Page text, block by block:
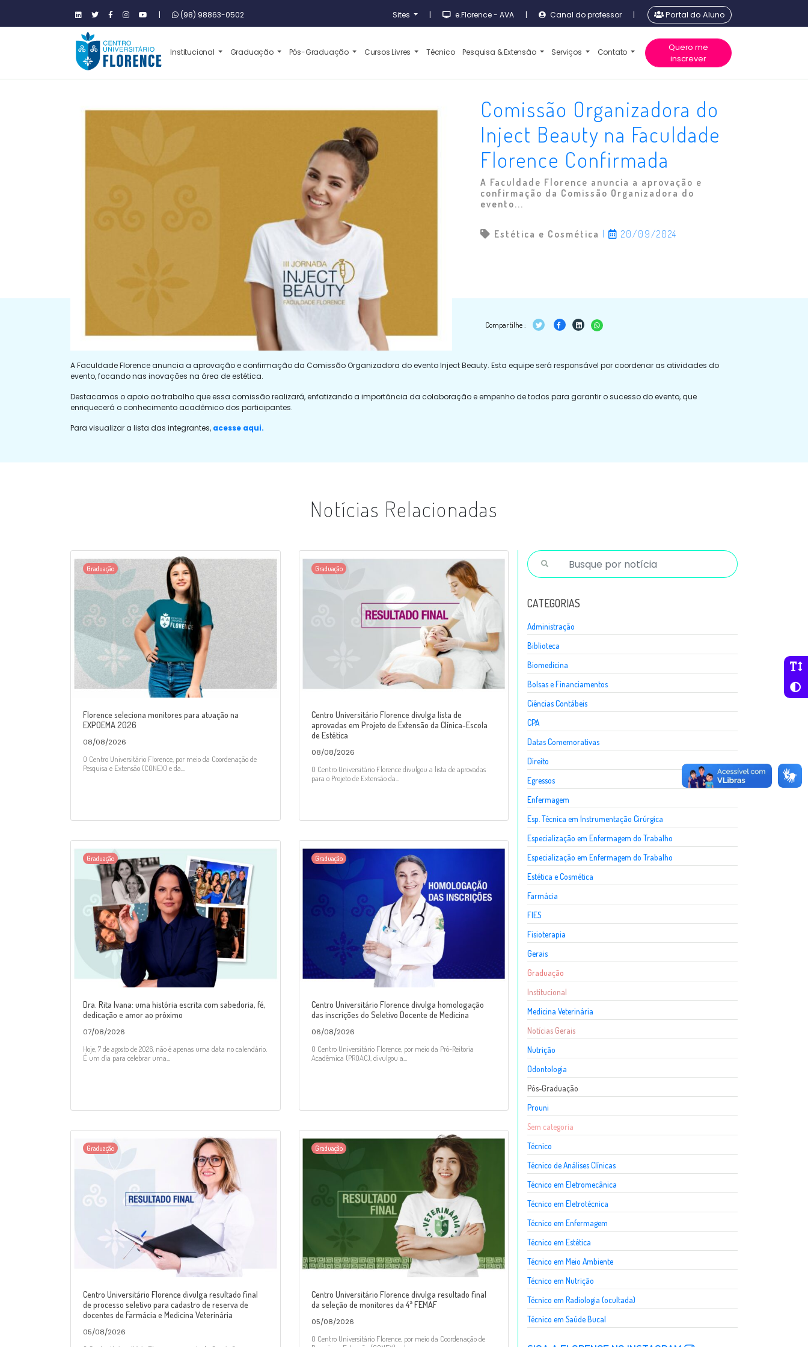
| (98) 98863-0502 Sites | e.Florence - AVA | Canal do professor | Portal do Aluno
Institucional Graduação Pós-Graduação Cursos Livres Técnico Pesquisa & Extensão Serviços Contato
Quero me
inscrever
Comissão Organizadora do
Inject Beauty na Faculdade
Florence Confirmada
A Faculdade Florence anuncia a aprovação e
confirmação da Comissão Organizadora do
evento...
Estética e Cosmética 20/09/2024
Compartilhe :
A Faculdade Florence anuncia a aprovação e confirmação da Comissão Organizadora do evento Inject Beauty. Esta equipe será responsável por coordenar as atividades do
evento, focando nas inovações na área de estética.
Destacamos o apoio ao trabalho que essa comissão realizará, enfatizando a importância da colaboração e empenho de todos para garantir o sucesso do evento, que
enriquecerá o conhecimento acadêmico dos participantes.
Para visualizar a lista das integrantes, acesse aqui.
Notícias Relacionadas
Graduação
Florence seleciona monitores para atuação na
EXPOEMA 2026
08/08/2026
O Centro Universitário Florence, por meio da Coordenação de
Pesquisa e Extensão (CONEX) e da...
Graduação
Centro Universitário Florence divulga lista de
aprovadas em Projeto de Extensão da Clínica-Escola
de Estética
08/08/2026
O Centro Universitário Florence divulgou a lista de aprovadas
para o Projeto de Extensão da...
Graduação
Dra. Rita Ivana: uma história escrita com sabedoria, fé,
dedicação e amor ao próximo
07/08/2026
Hoje, 7 de agosto de 2026, não é apenas uma data no calendário.
É um dia para celebrar uma...
Graduação
Centro Universitário Florence divulga homologação
das inscrições do Seletivo Docente de Medicina
06/08/2026
O Centro Universitário Florence, por meio da Pró-Reitoria
Acadêmica (PROAC), divulgou a...
Graduação
Centro Universitário Florence divulga resultado final
de processo seletivo para cadastro de reserva de
docentes de Farmácia e Medicina Veterinária
05/08/2026
Graduação
Centro Universitário Florence divulga resultado final
da seleção de monitores da 4ª FEMAF
05/08/2026
O Centro Universitário Florence, por meio da Coordenação de
CATEGORIAS
Administração
Biblioteca
Biomedicina
Bolsas e Financiamentos
Ciências Contábeis
CPA
Datas Comemorativas
Direito
Egressos
Enfermagem
Esp. Técnica em Instrumentação Cirúrgica
Especialização em Enfermagem do Trabalho
Especialização em Enfermagem do Trabalho
Estética e Cosmética
Farmácia
FIES
Fisioterapia
Gerais
Graduação
Institucional
Medicina Veterinária
Notícias Gerais
Nutrição
Odontologia
Pós-Graduação
Prouni
Sem categoria
Técnico
Técnico de Análises Clínicas
Técnico em Eletromecânica
Técnico em Eletrotécnica
Técnico em Enfermagem
Técnico em Estética
Técnico em Meio Ambiente
Técnico em Nutrição
Técnico em Radiologia (ocultada)
Técnico em Saúde Bucal